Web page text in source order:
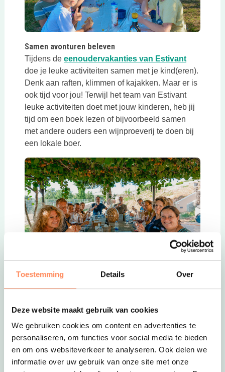
Toestemming Details Over
Deze website maakt gebruik van cookies
We gebruiken cookies om content en advertenties te
personaliseren, om functies voor social media te bieden
en om ons websiteverkeer te analyseren. Ook delen we
informatie over uw gebruik van onze site met onze
Samen avonturen beleven
Tijdens de eenoudervakanties van EstivantDeze link
doe je leuke activiteiten samen met je kind(eren).
Denk aan raften, klimmen of kajakken. Maar er is
ook tijd voor jou! Terwijl het team van Estivant
leuke activiteiten doet met jouw kinderen, heb jij
tijd om een boek lezen of bijvoorbeeld samen
met andere ouders een wijnproeverij te doen bij
een lokale boer.
Estivant: de specialist voor eenoudervakanties
een bestemming verder weg, Estivant heeft een
breed aanbod. In de zomer kun je bijvoorbeeld
van Denemarken tot Kroatië op vakantie, ’s
Winters kun je met Estivant de sneeuw
opzoeken.